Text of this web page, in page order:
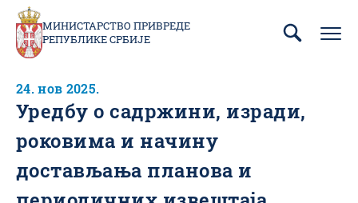
Пребаци
главни
садржаја
МИНИСТАРСТВО ПРИВРЕДЕ
РЕПУБЛИКЕ СРБИЈЕ
24. нов 2025.
Уредбу о садржини, изради,
роковима и начину
достављања планова и